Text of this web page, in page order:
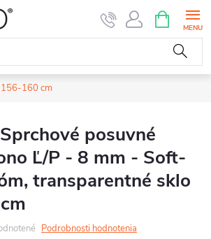
KOŠÍK
156-160 cm
posuvné
Ľ/P - 8 mm - Soft-
transparentné sklo
Podrobnosti hodnotenia